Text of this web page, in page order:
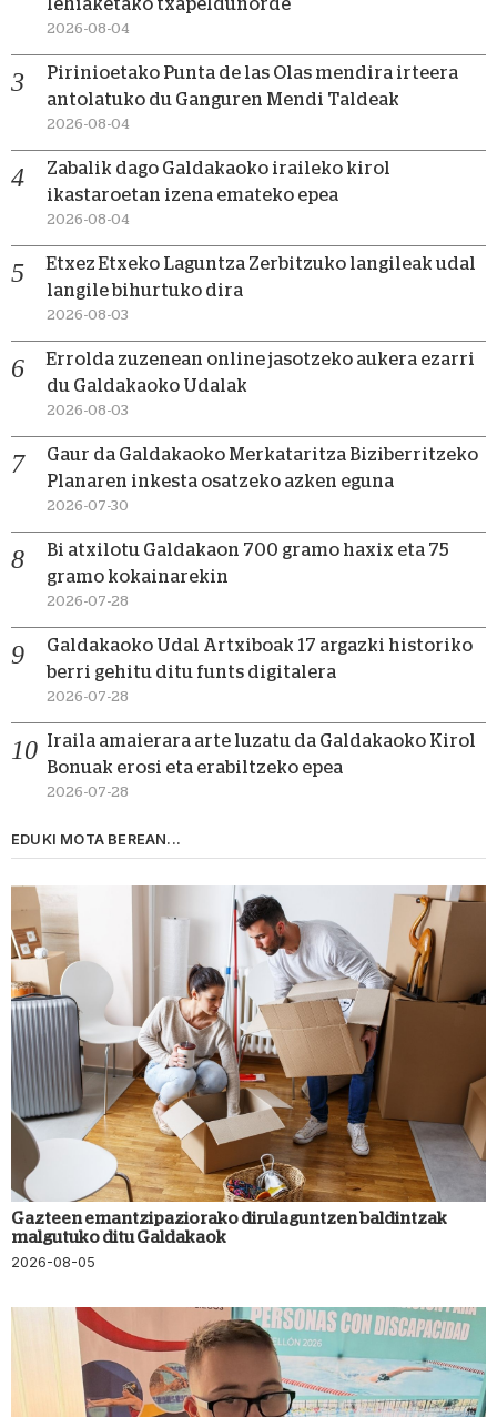
lehiaketako txapeldunorde
2026-08-04
Pirinioetako Punta de las Olas mendira irteera
antolatuko du Ganguren Mendi Taldeak
2026-08-04
Zabalik dago Galdakaoko iraileko kirol
ikastaroetan izena emateko epea
2026-08-04
Etxez Etxeko Laguntza Zerbitzuko langileak udal
langile bihurtuko dira
2026-08-03
Errolda zuzenean online jasotzeko aukera ezarri
du Galdakaoko Udalak
2026-08-03
Gaur da Galdakaoko Merkataritza Biziberritzeko
Planaren inkesta osatzeko azken eguna
2026-07-30
Bi atxilotu Galdakaon 700 gramo haxix eta 75
gramo kokainarekin
2026-07-28
Galdakaoko Udal Artxiboak 17 argazki historiko
berri gehitu ditu funts digitalera
2026-07-28
Iraila amaierara arte luzatu da Galdakaoko Kirol
Bonuak erosi eta erabiltzeko epea
2026-07-28
EDUKI MOTA BEREAN...
Gazteen emantzipaziorako dirulaguntzen baldintzak
malgutuko ditu Galdakaok
2026-08-05